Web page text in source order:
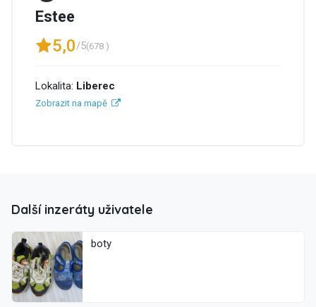
Estee
5,0/5(678 )
Lokalita: Liberec
Zobrazit na mapě
Další inzeráty uživatele
boty